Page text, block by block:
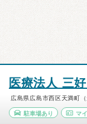
医療法人 三
広島県広島市西区天満町
駐車場あり マ